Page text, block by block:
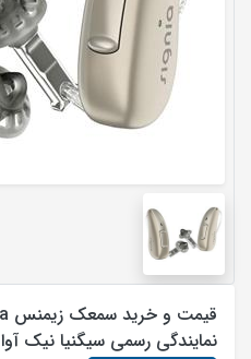
نمایندگی رسمی سیگنیا نیک آوا